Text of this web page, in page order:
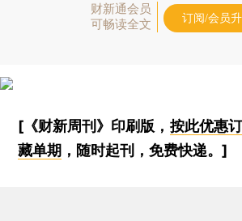
财新通会员
可畅读全文
订阅/会员
[《财新周刊》印刷版， 按此优惠
藏单期 ，随时起刊，免费快递。]